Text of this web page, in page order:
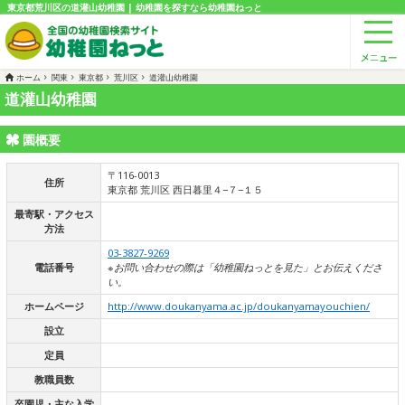
東京都荒川区の道灌山幼稚園 | 幼稚園を探すなら幼稚園ねっと
ホーム 関東 東京都 荒川区 道灌山幼稚園
道灌山幼稚園
園概要
住所
〒116-0013
東京都 荒川区 西日暮里４−７−１５
最寄駅・アクセス
方法
電話番号
03-3827-9269
※お問い合わせの際は「幼稚園ねっとを見た」とお伝えくださ
い。
ホームページ
http://www.doukanyama.ac.jp/doukanyamayouchien/
設立
定員
教職員数